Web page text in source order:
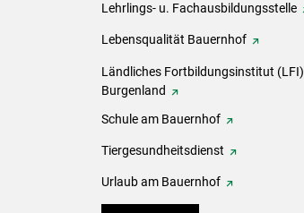
Lehrlings- u. Fachausbildungsstelle
Lebensqualität Bauernhof
Ländliches Fortbildungsinstitut (LFI)
Burgenland
Schule am Bauernhof
Tiergesundheitsdienst
Urlaub am Bauernhof